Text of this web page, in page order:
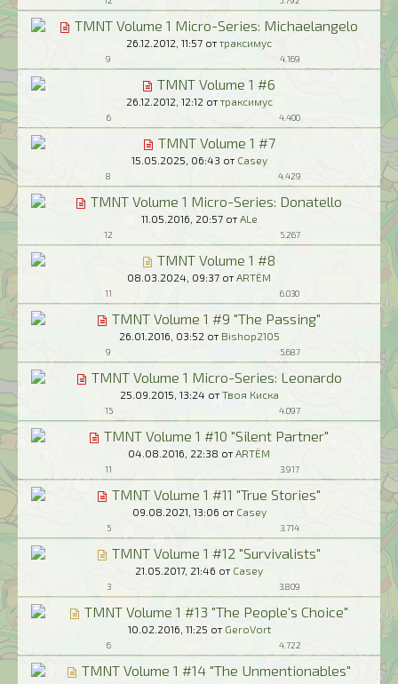
TMNT Volume 1 Micro-Series: Michaelangelo
26.12.2012, 11:57 от траксимус
9 4.169
TMNT Volume 1 #6
26.12.2012, 12:12 от траксимус
6 4.400
TMNT Volume 1 #7
15.05.2025, 06:43 от Casey
8 4.429
TMNT Volume 1 Micro-Series: Donatello
11.05.2016, 20:57от ALe
12 5.267
TMNT Volume 1 #8
08.03.2024, 09:37 от ARTЁM
11 6.030
TMNT Volume 1 #9 "The Passing"
26.01.2016, 03:52 от Bishop2105
9 5.687
TMNT Volume 1 Micro-Series: Leonardo
25.09.2015, 13:24 от Твоя Киска
15 4.097
TMNT Volume 1 #10 "Silent Partner"
04.08.2016, 22:38 от ARTЁM
11 3.917
TMNT Volume 1 #11 "True Stories"
09.08.2021, 13:06 от Casey
5 3.714
TMNT Volume 1 #12 "Survivalists"
21.05.2017, 21:46 от Casey
3 3.809
TMNT Volume 1 #13 "The People's Choice"
10.02.2016, 11:25 от GeroVort
6 4.722
TMNT Volume 1 #14 "The Unmentionables"